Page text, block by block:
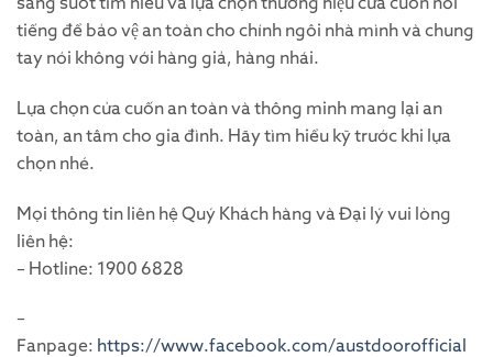
tiếng để bảo vệ an toàn cho chính ngôi nhà mình và chung
tay nói không với hàng giả, hàng nhái.
Lựa chọn cửa cuốn an toàn và thông minh mang lại an
toàn, an tâm cho gia đình. Hãy tìm hiểu kỹ trước khi lựa
chọn nhé.
Mọi thông tin liên hệ Quý Khách hàng và Đại lý vui lòng
liên hệ:
– Hotline: 1900 6828
–
Fanpage: https://www.facebook.com/austdoorofficial